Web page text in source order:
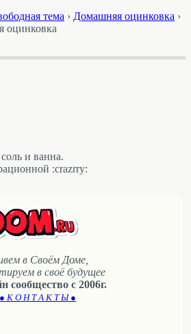
тема › Домашняя оцинковка ›
оцинковка
и ванна.
:crazrry:
в Своём Доме,
в своё будущее
сообщество с 2006г.
● К О Н Т А К Т Ы ●